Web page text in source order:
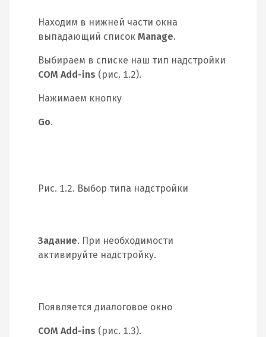
Находим в нижней части окна
выпадающий список Manage.
Выбираем в списке наш тип надстройки
COM Add-ins (рис. 1.2).
Нажимаем кнопку
Go.
Рис. 1.2. Выбор типа надстройки
Задание. При необходимости
активируйте надстройку.
Появляется диалоговое окно
COM Add-ins (рис. 1.3).